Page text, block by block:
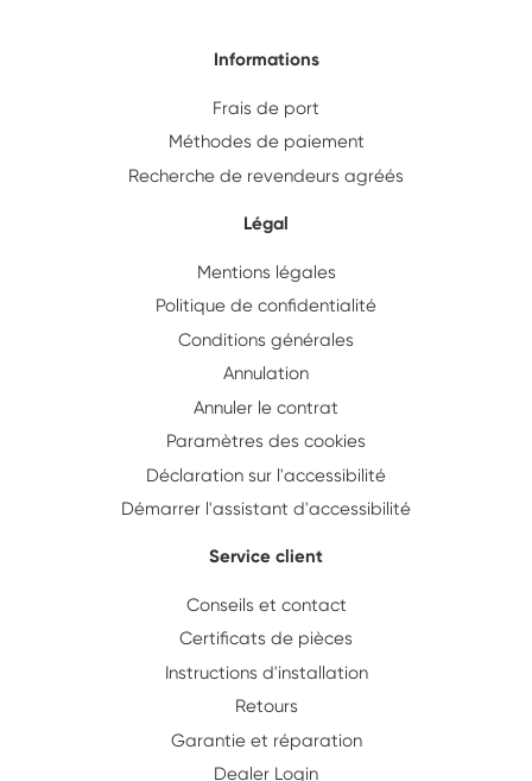
Informations
Frais de port
Méthodes de paiement
Recherche de revendeurs agréés
Légal
Mentions légales
Politique de confidentialité
Conditions générales
Annulation
Annuler le contrat
Paramètres des cookies
Déclaration sur l'accessibilité
Démarrer l'assistant d'accessibilité
Service client
Conseils et contact
Certificats de pièces
Instructions d'installation
Retours
Garantie et réparation
Dealer Login